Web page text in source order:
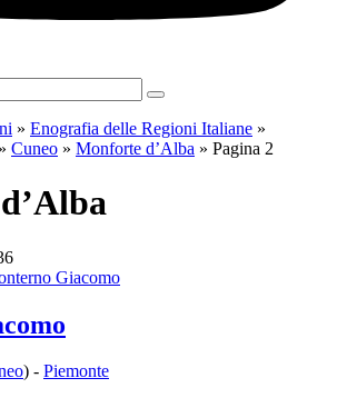
» Enografia delle Regioni Italiane »
» Cuneo » Monforte d’Alba » Pagina 2
) - Piemonte